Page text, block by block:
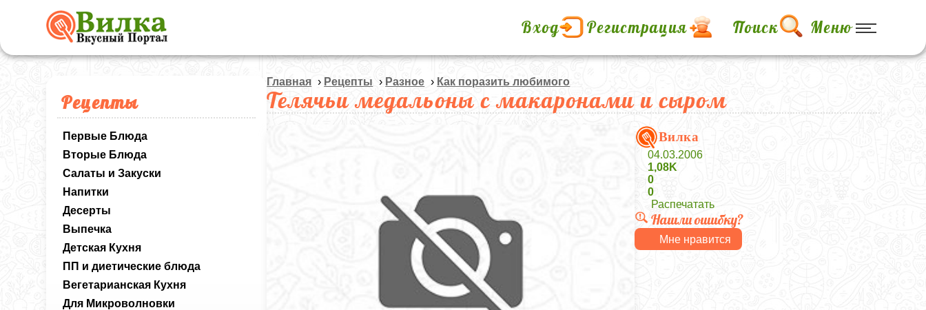
Вход Регистрация Поиск Меню
Рецепты
Первые Блюда
Вторые Блюда
Салаты и Закуски
Напитки
Десерты
Выпечка
Детская Кухня
ПП и диетические блюда
Вегетарианская Кухня
Для Микроволновки
Главная › Рецепты › Разное › Как поразить любимого
Телячьи медальоны с макаронами и сыром
Вилка
04.03.2006
1,08K
0
0
Распечатать
Нашли ошибку?
Мне нравится